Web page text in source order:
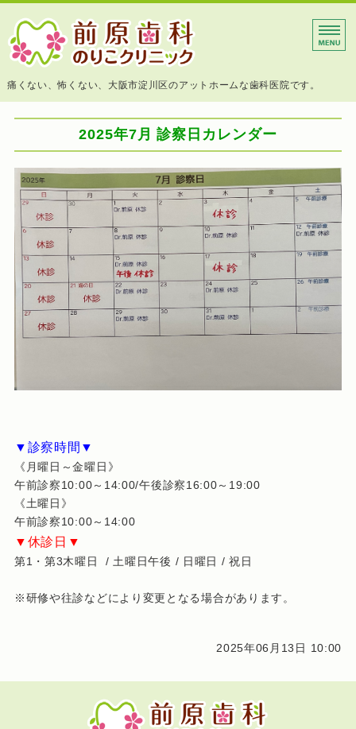
大阪市淀川区 前原歯科の
痛くない、怖くない、大阪市淀川区のアットホームな歯科医院です。
ホーム
診療内容
院長挨拶
院内紹介
アクセス
2025年7月 診察日カレンダー
▼診察時間▼
《月曜日～金曜日》
午前診察10:00～14:00/午後診察16:00～19:00
《土曜日》
午前診察10:00～14:00
▼休診日▼
第1・第3木曜日 / 土曜日午後 / 日曜日 / 祝日
※研修や往診などにより変更となる場合があります。
2025年06月13日 10:00